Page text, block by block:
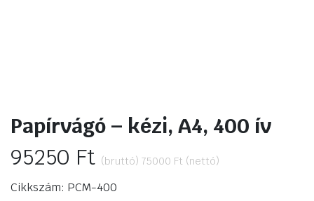
Papírvágó – kézi, A4, 400 ív
95250 Ft (bruttó) 75000 Ft (nettó)
Cikkszám: PCM-400